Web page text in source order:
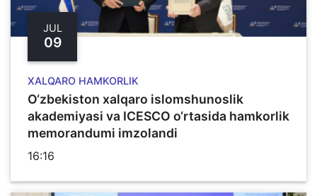
JUL
09
XALQARO HAMKORLIK
O‘zbekiston xalqaro islomshunoslik
akademiyasi va ICESCO o‘rtasida hamkorlik
memorandumi imzolandi
16:16